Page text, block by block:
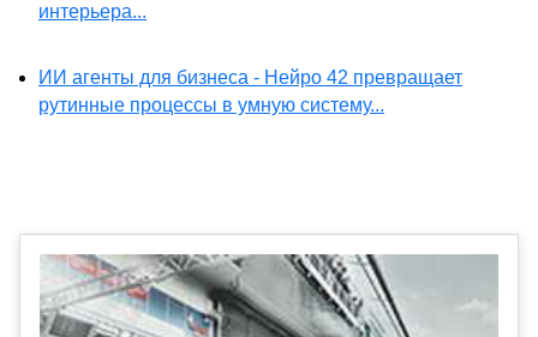
интерьера...
ИИ агенты для бизнеса - Нейро 42 превращает
рутинные процессы в умную систему...